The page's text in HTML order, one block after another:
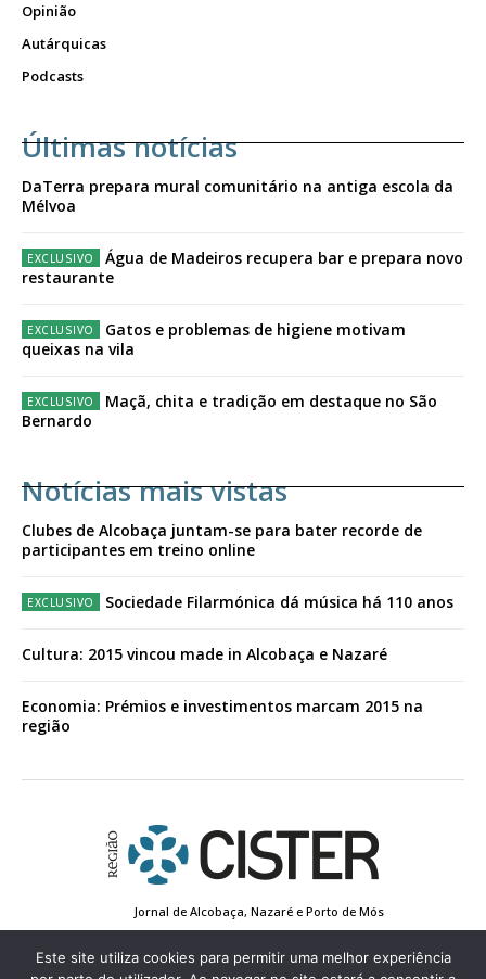
Opinião
Autárquicas
Podcasts
Últimas notícias
DaTerra prepara mural comunitário na antiga escola da
Mélvoa
Água de Madeiros recupera bar e prepara novo
restaurante
Gatos e problemas de higiene motivam
queixas na vila
Maçã, chita e tradição em destaque no São
Bernardo
Notícias mais vistas
Clubes de Alcobaça juntam-se para bater recorde de
participantes em treino online
Sociedade Filarmónica dá música há 110 anos
Cultura: 2015 vincou made in Alcobaça e Nazaré
Economia: Prémios e investimentos marcam 2015 na
região
Jornal de Alcobaça, Nazaré e Porto de Mós
Conta de Registo
Edição Impressa
Este site utiliza cookies para permitir uma melhor experiência